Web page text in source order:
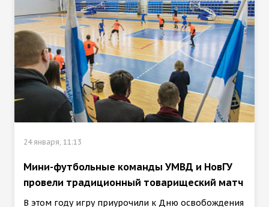
24 января, 11:13
Мини-футбольные команды УМВД и НовГУ
провели традиционный товарищеский матч
В этом году игру приурочили к Дню освобождения